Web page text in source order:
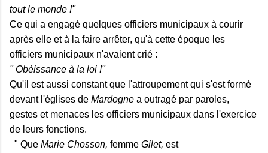
tout le monde !"
Ce qui a engagé quelques officiers municipaux à courir
après elle et à la faire arrêter, qu'à cette époque les
officiers municipaux n'avaient crié :
" Obéissance à la loi !"
Qu'il est aussi constant que l'attroupement qui s'est formé
devant l'églises de Mardogne a outragé par paroles,
gestes et menaces les officiers municipaux dans l'exercice
de leurs fonctions.
" Que Marie Chosson, femme Gilet, est